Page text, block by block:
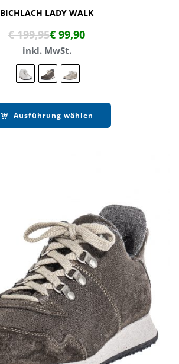
BICHLACH LADY WALK
€199,95€ 99,90
inkl. MwSt.
Ausführung wählen